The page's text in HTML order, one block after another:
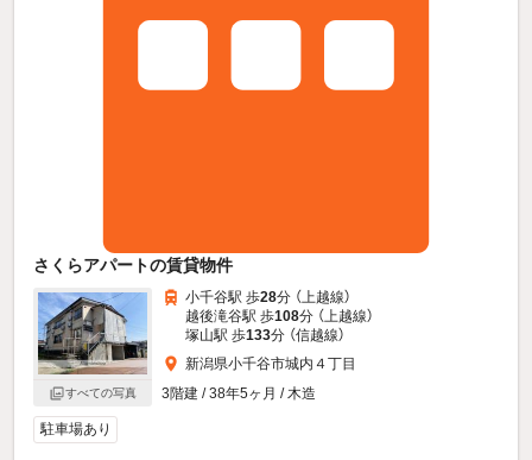
さくらアパートの賃貸物件
すべての写真
小千谷駅 歩28分 （上越線）
越後滝谷駅 歩108分 （上越線）
塚山駅 歩133分 （信越線）
新潟県小千谷市城内４丁目
3階建 / 38年5ヶ月 / 木造
駐車場あり